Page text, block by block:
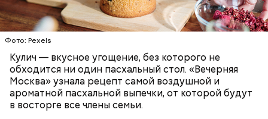
Фото: Pexels
Кулич — вкусное угощение, без которого не
обходится ни один пасхальный стол. «Вечерняя
Москва» узнала рецепт самой воздушной и
ароматной пасхальной выпечки, от которой будут
в восторге все члены семьи.